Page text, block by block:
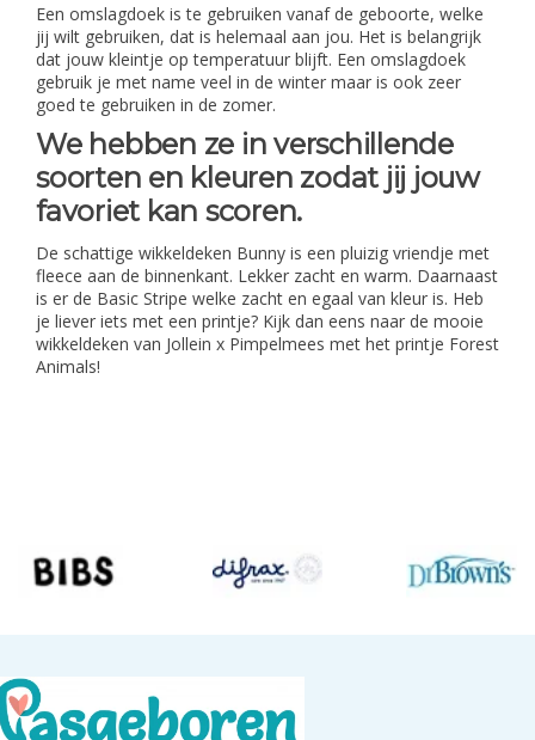
Een omslagdoek is te gebruiken vanaf de geboorte, welke
jij wilt gebruiken, dat is helemaal aan jou. Het is belangrijk
dat jouw kleintje op temperatuur blijft. Een omslagdoek
gebruik je met name veel in de winter maar is ook zeer
goed te gebruiken in de zomer.
We hebben ze in verschillende
soorten en kleuren zodat jij jouw
favoriet kan scoren.
De schattige wikkeldeken Bunny is een pluizig vriendje met
fleece aan de binnenkant. Lekker zacht en warm. Daarnaast
is er de Basic Stripe welke zacht en egaal van kleur is. Heb
je liever iets met een printje? Kijk dan eens naar de mooie
wikkeldeken van Jollein x Pimpelmees met het printje Forest
Animals!